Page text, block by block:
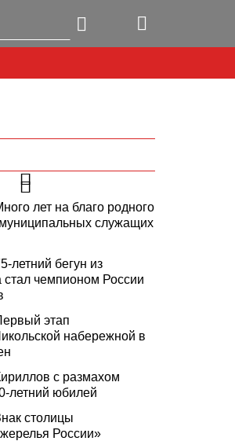
лет на благо родного
служащих
летний бегун из
стал чемпионом России
этап
набережной в
с размахом
летний юбилей
столицы
России»